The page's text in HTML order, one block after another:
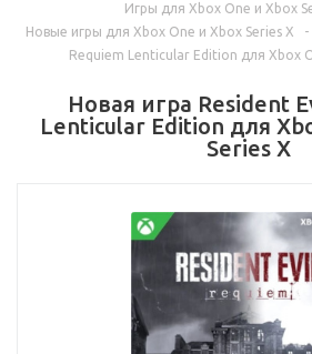
Игры для Xbox One и Xbox
Новые игры для Xbox One и Xbox Series X
-
Requiem Lenticular Edition для Xbox
Новая игра Resident
Lenticular Edition для
Series X